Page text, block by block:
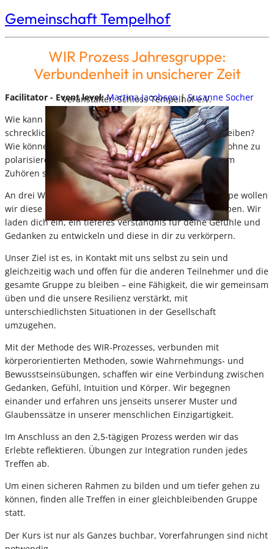
Gemeinschaft Tempelhof
WIR Prozess Jahresgruppe:
Verbundenheit in unsicherer Zeit
Veranstalter: Schloss Tempelhof e.V.
Facilitator - Event level:Martina Jacobson|Susanne Socher
Wie kann es gelingen, trotz zahlreicher Krisen und
schrecklichen Nachrichten wach und zugewandt zu bleiben?
Wie können wir Spannungen zwischen uns aushalten ohne zu
polarisieren? Was tun, wenn der Stresslevel schon beim
Zuhören steigt?
An drei Wochenenden in einer gleichbleibenden Gruppe wollen
wir diese Fragen erforschen und uns selbst darin erleben. Wir
laden dich ein, ein tieferes Verständnis für deine Gefühle und
Gedanken zu entwickeln und diese in dir zu verkörpern.
Unser Ziel ist es, in Kontakt mit uns selbst zu sein und
gleichzeitig wach und offen für die anderen Teilnehmer und die
gesamte Gruppe zu bleiben – eine Fähigkeit, die wir gemeinsam
üben und die unsere Resilienz verstärkt, mit
unterschiedlichsten Situationen in der Gesellschaft
umzugehen.
Mit der Methode des WIR-Prozesses, verbunden mit
körperorientierten Methoden, sowie Wahrnehmungs- und
Bewusstseinsübungen, schaffen wir eine Verbindung zwischen
Gedanken, Gefühl, Intuition und Körper. Wir begegnen
einander und erfahren uns jenseits unserer Muster und
Glaubenssätze in unserer menschlichen Einzigartigkeit.
Im Anschluss an den 2,5-tägigen Prozess werden wir das
Erlebte reflektieren. Übungen zur Integration runden jedes
Treffen ab.
Um einen sicheren Rahmen zu bilden und um tiefer gehen zu
können, finden alle Treffen in einer gleichbleibenden Gruppe
statt.
Der Kurs ist nur als Ganzes buchbar, Vorerfahrungen sind nicht